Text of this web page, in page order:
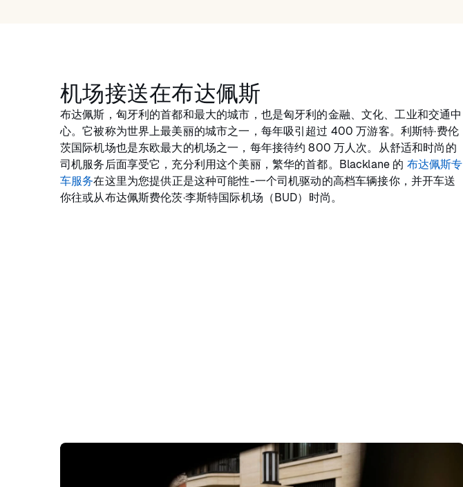
机场接送在布达佩斯
布达佩斯，匈牙利的首都和最大的城市，也是匈牙利的金融、文化、工业和交通中
心。它被称为世界上最美丽的城市之一，每年吸引超过 400 万游客。利斯特·费伦
茨国际机场也是东欧最大的机场之一，每年接待约 800 万人次。从舒适和时尚的
司机服务后面享受它，充分利用这个美丽，繁华的首都。Blacklane 的 布达佩斯专
车服务在这里为您提供正是这种可能性-一个司机驱动的高档车辆接你，并开车送
你往或从布达佩斯费伦茨·李斯特国际机场（BUD）时尚。